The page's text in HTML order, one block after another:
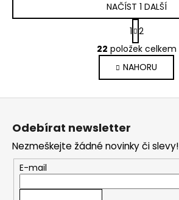
O
v
l
á
d
p
r
v
k
NAČÍST 1 DALŠÍ
S
t
r
á
n
k
o
í
1 2
22 položek celkem
NAHORU
Odebírat newsletter
Nezmeškejte žádné novinky či slevy!
E-mail